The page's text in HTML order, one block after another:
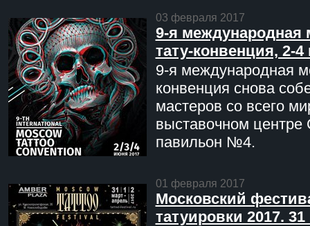
03 февраля 2017
9-я международная
тату-конвенция, 2-
9-я международная
конвенция снова
мастеров со всего
выставочном центре
павильон №4.
01 февраля 2017
Московский
татуировки 2017. 31